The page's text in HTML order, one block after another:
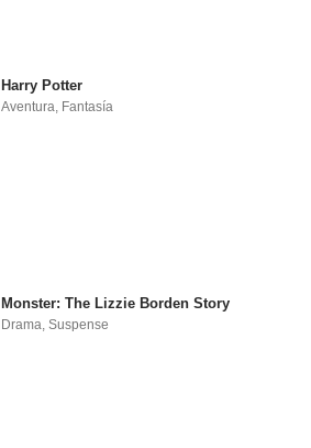
Harry Potter
Aventura, Fantasía
Monster: The Lizzie Borden Story
Drama,Suspense